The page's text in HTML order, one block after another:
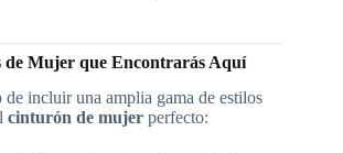
de Mujer que Encontrarás Aquí
de incluir una amplia gama de estilos
cinturón de mujer perfecto: